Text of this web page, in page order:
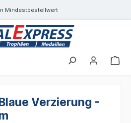
Mindestbestellwert
Verzierung -